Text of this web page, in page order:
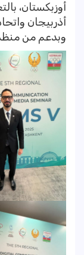
أوزبكستان،
وبدعم من